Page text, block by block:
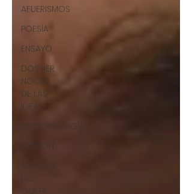
AFUERISMOS
POESÍA
ENSAYO
DOSSIER
NOCHE
DE LAS
IDEAS
ANTROPOLOGÍA
OPINIÓN
50 AÑOS
DEL
GOLPE